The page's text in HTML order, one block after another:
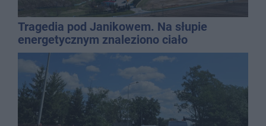
Tragedia pod Janikowem. Na słupie
energetycznym znaleziono ciało
mężczyzny